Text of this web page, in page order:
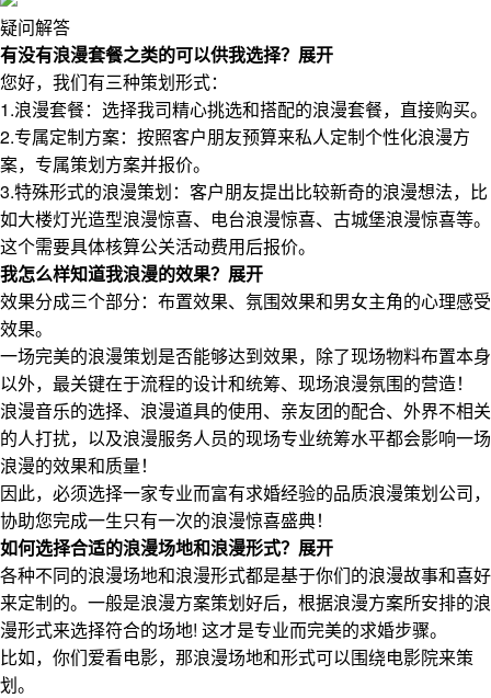
疑问解答
有没有浪漫套餐之类的可以供我选择？ 展开
您好，我们有三种策划形式：
1.浪漫套餐：选择我司精心挑选和搭配的浪漫套餐，直接购买。
2.专属定制方案：按照客户朋友预算来私人定制个性化浪漫方
案，专属策划方案并报价。
3.特殊形式的浪漫策划：客户朋友提出比较新奇的浪漫想法，比
如大楼灯光造型浪漫惊喜、电台浪漫惊喜、古城堡浪漫惊喜等。
这个需要具体核算公关活动费用后报价。
我怎么样知道我浪漫的效果？ 展开
效果分成三个部分：布置效果、氛围效果和男女主角的心理感受
效果。
一场完美的浪漫策划是否能够达到效果，除了现场物料布置本身
以外，最关键在于流程的设计和统筹、现场浪漫氛围的营造！
浪漫音乐的选择、浪漫道具的使用、亲友团的配合、外界不相关
的人打扰，以及浪漫服务人员的现场专业统筹水平都会影响一场
浪漫的效果和质量！
因此，必须选择一家专业而富有求婚经验的品质浪漫策划公司，
协助您完成一生只有一次的浪漫惊喜盛典！
如何选择合适的浪漫场地和浪漫形式？ 展开
各种不同的浪漫场地和浪漫形式都是基于你们的浪漫故事和喜好
来定制的。一般是浪漫方案策划好后，根据浪漫方案所安排的浪
漫形式来选择符合的场地! 这才是专业而完美的求婚步骤。
比如，你们爱看电影，那浪漫场地和形式可以围绕电影院来策
划。